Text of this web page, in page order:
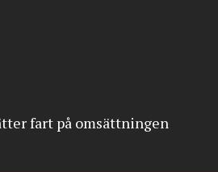
fart på omsättningen